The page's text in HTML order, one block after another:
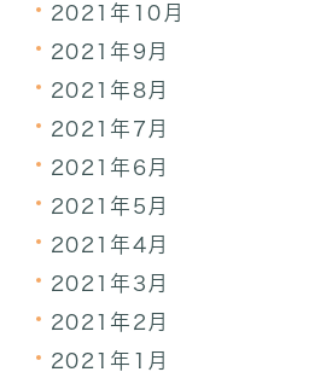
2021年10月
2021年9月
2021年8月
2021年7月
2021年6月
2021年5月
2021年4月
2021年3月
2021年2月
2021年1月